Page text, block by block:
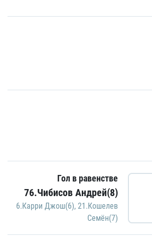
Гол в равенстве
76.Чибисов Андрей(8)
6.Карри Джош(6), 21.Кошелев
Семён(7)